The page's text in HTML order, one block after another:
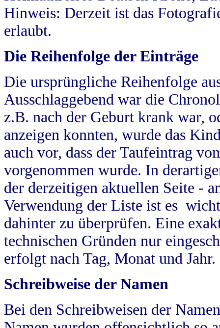
Hinweis: Derzeit ist das
erlaubt.
Die Reihenfolge der Einträge
Die ursprüngliche Reihenfolge
Ausschlaggebend war die
z.B. nach der Geburt krank war,
anzeigen konnten, wurde das
auch vor, dass der Taufeintrag
vorgenommen wurde. In
der derzeitigen aktuellen Seite -
Verwendung der Liste ist es
dahinter zu überprüfen. Eine
technischen Gründen nur
erfolgt nach Tag, Monat und Jahr.
Schreibweise der Namen
Bei den Schreibweisen der